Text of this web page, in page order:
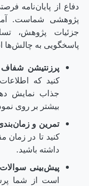
دفاع از پایان‌نامه
پژوهشی شماست.
جزئیات پژوهش،
پاسخگویی به
پرزنتیشن
کنید که
جذاب نمایش
بیشتر بر روی
تمرین و
کنید تا در زمان
داشته باشید.
پیش‌بینی
است از شما